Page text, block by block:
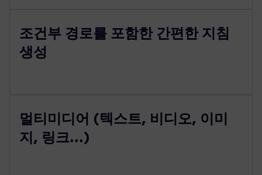
조건부 경로를 포함한 간편한 지침
생성
멀티미디어 (텍스트, 비디오, 이미
지, 링크...)